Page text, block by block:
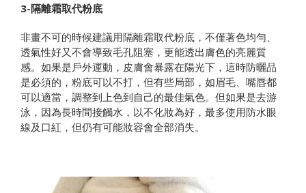
3-隔離霜取代粉底
非畫不可的時候建議用隔離霜取代粉底，不僅著色均勻、
透氣性好又不會導致毛孔阻塞，更能透出膚色的亮麗質
感。如果是戶外運動，皮膚會暴露在陽光下，這時防曬品
是必須的，粉底可以不打，但有些局部，如眉毛、嘴唇都
可以適當，調整到上色到自己的最佳氣色。但如果是去游
泳，因為長時間接觸水，以不化妝為好，最多使用防水眼
線及口紅，但仍有可能妝容會全部消失。